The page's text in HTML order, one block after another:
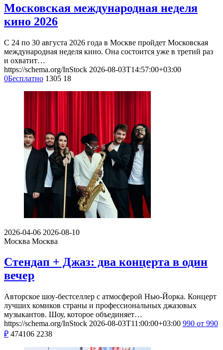
Московская международная неделя
кино 2026
С 24 по 30 августа 2026 года в Москве пройдет Московская
международная неделя кино. Она состоится уже в третий раз
и охватит…
https://schema.org/InStock 2026-08-03T14:57:00+03:00
0Бесплатно 1305 18
2026-04-06 2026-08-10
Москва Москва
Стендап + Джаз: два концерта в один
вечер
Авторское шоу-бестселлер с атмосферой Нью-Йорка. Концерт
лучших комиков страны и профессиональных джазовых
музыкантов. Шоу, которое объединяет…
https://schema.org/InStock 2026-08-03T11:00:00+03:00 990 от 990
₽ 474106 2238